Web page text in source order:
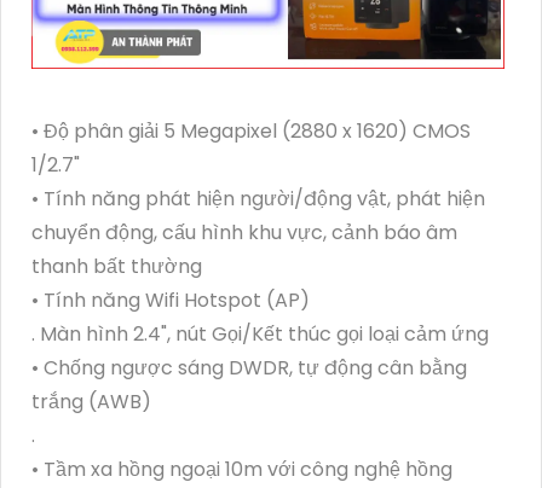
• Độ phân giải 5 Megapixel (2880 x 1620) CMOS
1/2.7"
• Tính năng phát hiện người/động vật, phát hiện
chuyển động, cấu hình khu vực, cảnh báo âm
thanh bất thường
• Tính năng Wifi Hotspot (AP)
. Màn hình 2.4", nút Gọi/Kết thúc gọi loại cảm ứng
• Chống ngược sáng DWDR, tự động cân bằng
trắng (AWB)
.
• Tầm xa hồng ngoại 10m với công nghệ hồng